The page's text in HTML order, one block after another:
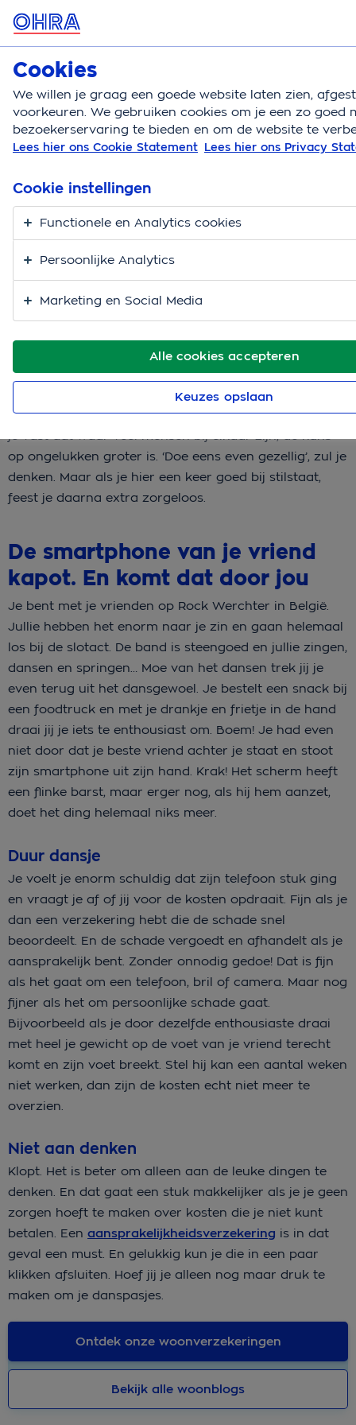
MENU
Woonverzekeringen
Woonverzekeringen Blog Ongelukje dansen
Een ongeluk zit in een
klein hoekje.
Ben jij een doorgewinterde festivalganger? Dan weet
je vast dat waar veel mensen bij elkaar zijn, de kans
op ongelukken groter is. ‘Doe eens even gezellig’, zul je
denken. Maar als je hier een keer goed bij stilstaat,
feest je daarna extra zorgeloos.
De smartphone van je vriend
kapot. En komt dat door jou
Je bent met je vrienden op Rock Werchter in België.
Jullie hebben het enorm naar je zin en gaan helemaal
los bij de slotact. De band is steengoed en jullie zingen,
dansen en springen… Moe van het dansen trek jij je
even terug uit het dansgewoel. Je bestelt een snack bij
een foodtruck en met je drankje en frietje in de hand
draai jij je iets te enthousiast om. Boem! Je had even
niet door dat je beste vriend achter je staat en stoot
zijn smartphone uit zijn hand. Krak! Het scherm heeft
een flinke barst, maar erger nog, als hij hem aanzet,
doet het ding helemaal niks meer.
Duur dansje
Je voelt je enorm schuldig dat zijn telefoon stuk ging
en vraagt je af of jij voor de kosten opdraait. Fijn als je
dan een verzekering hebt die de schade snel
beoordeelt. En de schade vergoedt en afhandelt als je
aansprakelijk bent. Zonder onnodig gedoe! Dat is fijn
als het gaat om een telefoon, bril of camera. Maar nog
fijner als het om persoonlijke schade gaat.
Bijvoorbeeld als je door dezelfde enthousiaste draai
met heel je gewicht op de voet van je vriend terecht
komt en zijn voet breekt. Stel hij kan een aantal weken
niet werken, dan zijn de kosten echt niet meer te
overzien.
Niet aan denken
Klopt. Het is beter om alleen aan de leuke dingen te
denken. En dat gaat een stuk makkelijker als je je geen
zorgen hoeft te maken over kosten die je niet kunt
betalen. Een aansprakelijkheidsverzekering is in dat
geval een must. En gelukkig kun je die in een paar
klikken afsluiten. Hoef jij je alleen nog maar druk te
maken om je danspasjes.
Ontdek onze woonverzekeringen
Bekijk alle woonblogs
Cookies
We willen je graag een goede website laten zien,
voorkeuren. We gebruiken cookies om je een zo goed
bezoekerservaring te bieden en om de website te
Lees hier ons Cookie Statement Lees hier ons Privacy
Alle cookies accepteren
Cookie instellingen
Functionele en Analytics cookies
Persoonlijke Analytics
Marketing en Social Media
Keuzes opslaan